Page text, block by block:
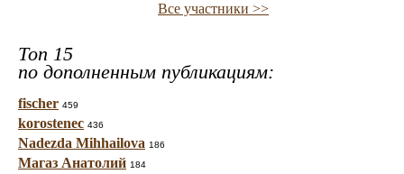
Все участники >>
Топ 15
по дополненным публикациям:
fischer 459
korostenec 436
Nadezda Mihhailova 186
Магаз Анатолий 184